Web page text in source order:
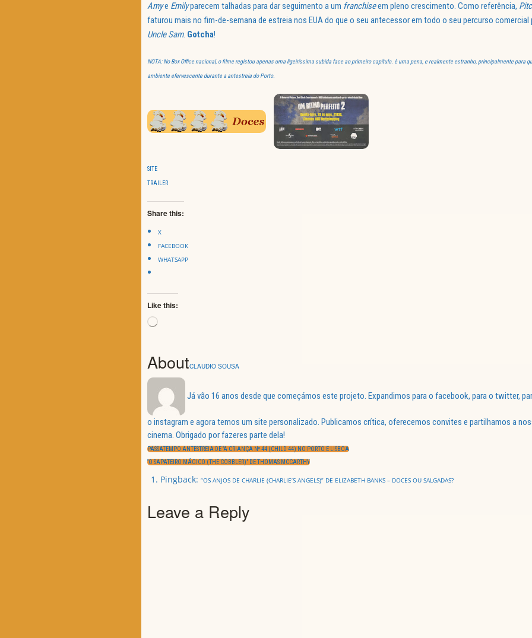
Amye Emilyparecem talhadas para dar seguimento a um franchiseem pleno crescimento. Como referência,
faturou mais no fim-de-semana de estreia nos EUA do que o seu antecessor em todo o seu percurso comercial
Uncle Sam. Gotcha!
NOTA: No Box Office nacional, o filme registou apenas uma ligeiríssima subida face ao primeiro capítulo. è uma pena, e realmente estranho, principalmente para
ambiente efervescente durante a antestreia do Porto.
SITE
TRAILER
Share this:
X
FACEBOOK
WHATSAPP
Like this:
Loading…
AboutCLAUDIO SOUSA
Já vão 16 anos desde que começámos este projeto. Expandimos para o facebook, para o twitter,
o instagram e agora temos um site personalizado. Publicamos crítica, oferecemos convites e partilhamos a
cinema. Obrigado por fazeres parte dela!
Navegação
de
artigos
PREVIOUS
POST:
PASSATEMPO ANTESTREIA DE “A CRIANÇA Nº 44 (CHILD 44) NO PORTO E LISBOA
NEXT
POST:
“O SAPATEIRO MÁGICO (THE COBBLER)” DE THOMAS MCCARTHY
Pingback:“OS ANJOS DE CHARLIE (CHARLIE’S ANGELS)” DE ELIZABETH BANKS – DOCES OU SALGADAS?
Leave a Reply